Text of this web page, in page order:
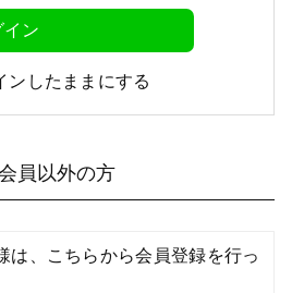
イン
ンしたままにする
員以外の方
は、こちらから会員登録を行っ